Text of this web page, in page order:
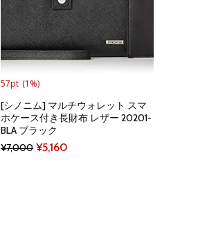
57pt (1%)
[シノニム] マルチウォレット スマ
ホケース付き長財布 レザー 20201-
BLA ブラック
¥7,000 Original
¥5,160